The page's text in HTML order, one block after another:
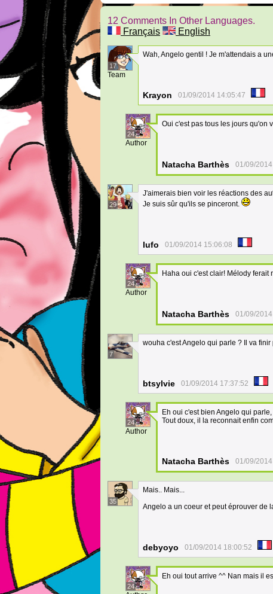
12 Comments In Other Languages.
Français
English
17
Team
Wah, Angelo gentil ! Je m'attendais a
Krayon 01/09/2014 14:05:47
24
Author
Oui c'est pas tous les jours qu'on
Natacha Barthès 01/09/
29
J'aimerais bien voir les réactions des
Je suis sûr qu'ils se pinceront.
lufo 01/09/2014 15:06:08
24
Author
Haha oui c'est clair! Mélody ferait
Natacha Barthès 01/09/
7
wouha c'est Angelo qui parle ? Il va
btsylvie 01/09/2014 17:37:52
24
Author
Eh oui c'est bien Angelo qui
Tout doux, il la reconnait enfin
Natacha Barthès 01/09/
35
Mais.. Mais...
Angelo a un coeur et peut éprouver de
debyoyo 01/09/2014 18:00:52
24
Eh oui tout arrive ^^ Nan mais il